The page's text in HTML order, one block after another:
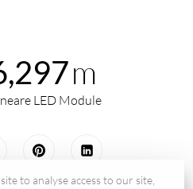
m
LED Module
to analyse access to our site,